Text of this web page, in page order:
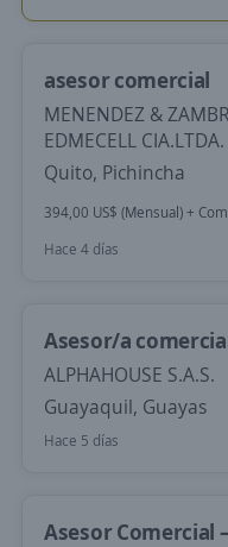
asesor comercial
MENENDEZ &
EDMECELL CIA.LTDA.
Quito, Pichincha
394,00 US$ (Mensual) +
Hace 4 días
Asesor/a
ALPHAHOUSE S.A.S.
Guayaquil, Guayas
Hace 5 días
Asesor Comercial